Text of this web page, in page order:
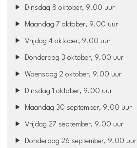
Dinsdag 8 oktober, 9.00 uur
Maandag 7 oktober, 9.00 uur
Vrijdag 4 oktober, 9.00 uur
Donderdag 3 oktober, 9.00 uur
Woensdag 2 oktober, 9.00 uur
Dinsdag 1 oktober, 9.00 uur
Maandag 30 september, 9.00 uur
Vrijdag 27 september, 9.00 uur
Donderdag 26 september, 9.00 uur